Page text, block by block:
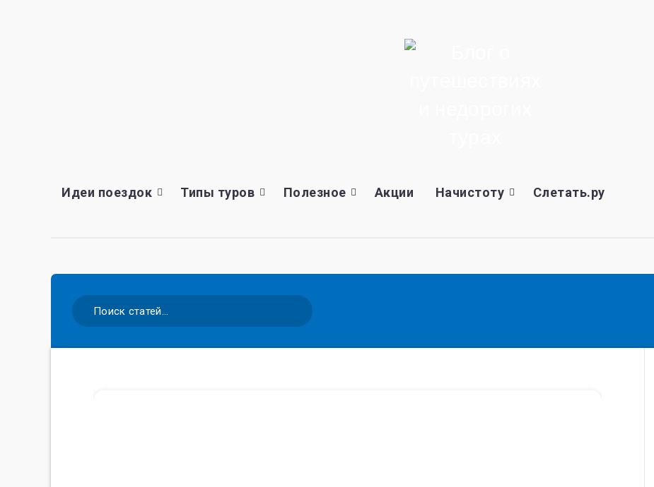
Идеи поездок Типы туров Полезное Акции Начистоту Слетать.ру